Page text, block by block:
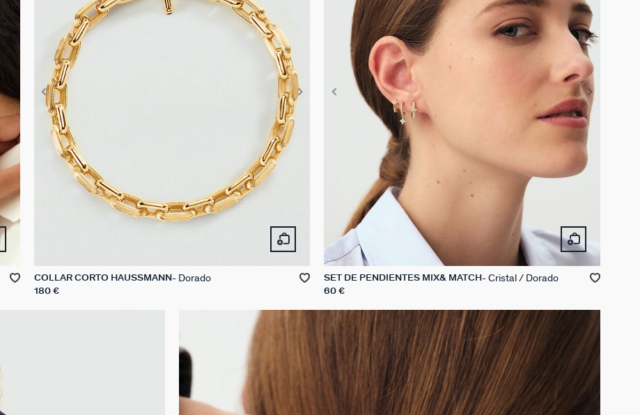
COLLAR CORTO HAUSSMANN Dorado
180 €
SET DE PENDIENTES MIX& MATCH Cristal / Dorado
60 €